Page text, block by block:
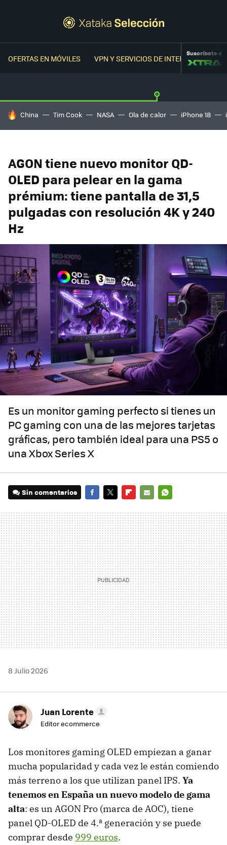
OFERTAS EN MÓVILES VPN Y SERVICIOS DE INTERNETSuscríbete a
HOY SE HABLA DE
China Tim Cook NASA Ola de calor iPhone 18
AGON tiene nuevo monitor QD-
OLED para pelear en la gama
prémium: tiene pantalla de 31,5
pulgadas con resolución 4K y 240
Hz
Es un monitor gaming perfecto si tienes un
PC gaming con una de las mejores tarjetas
gráficas, pero también ideal para una PS5 o
una Xbox Series X
Sin comentarios
MAIL
8 Julio 2026
Juan Lorente
Editor ecommerce
Los monitores gaming OLED empiezan a ganar
mucha popularidad y cada vez le están comiendo
más terreno a los que utilizan panel IPS. Ya
tenemos en España un nuevo modelo de gama
alta: es un AGON Pro (marca de AOC), tiene
panel QD-OLED de 4.ª generación y se puede
comprar desde 999 euros.